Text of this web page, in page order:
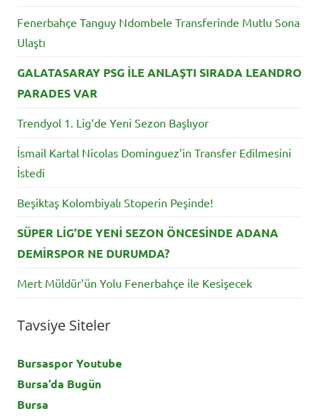
Fenerbahçe Tanguy Ndombele Transferinde Mutlu Sona
Ulaştı
GALATASARAY PSG İLE ANLAŞTI SIRADA LEANDRO
PARADES VAR
Trendyol 1. Lig‘de Yeni Sezon Başlıyor
İsmail Kartal Nicolas Dominguez’in Transfer Edilmesini
İstedi
Beşiktaş Kolombiyalı Stoperin Peşinde!
SÜPER LİG’DE YENİ SEZON ÖNCESİNDE ADANA
DEMİRSPOR NE DURUMDA?
Mert Müldür’ün Yolu Fenerbahçe ile Kesişecek
Tavsiye Siteler
Bursaspor Youtube
Bursa’da Bugün
Bursa